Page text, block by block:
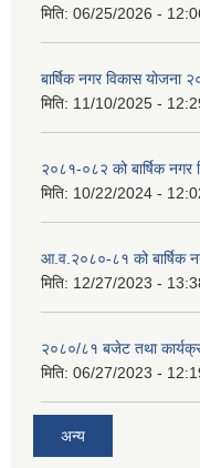
मिति: 06/25/2026 -
बार्षिक नगर विकास योजना
मिति: 11/10/2025 -
२०८१-०८२ को बार्षिक नगर
मिति: 10/22/2024 -
आ.व.२०८०-८१ को बार्षिक
मिति: 12/27/2023 -
२०८०/८१ बजेट तथा
मिति: 06/27/2023 -
अन्य